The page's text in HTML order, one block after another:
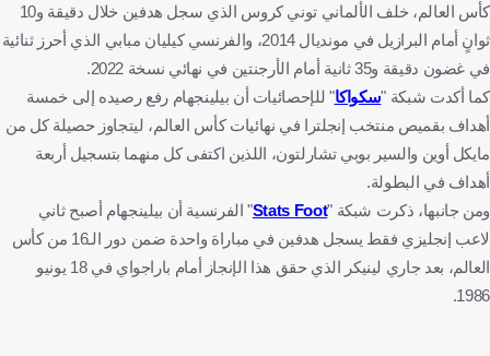
كأس العالم، خلف الألماني توني كروس الذي سجل هدفين خلال دقيقة و10
ثوانٍ أمام البرازيل في مونديال 2014، والفرنسي كيليان مبابي الذي أحرز ثنائية
في غضون دقيقة و35 ثانية أمام الأرجنتين في نهائي نسخة 2022.
كما أكدت شبكة "سكواكا" للإحصائيات أن بيلينجهام رفع رصيده إلى خمسة
أهداف بقميص منتخب إنجلترا في نهائيات كأس العالم، ليتجاوز حصيلة كل من
مايكل أوين والسير بوبي تشارلتون، اللذين اكتفى كل منهما بتسجيل أربعة
أهداف في البطولة.
ومن جانبها، ذكرت شبكة "Stats Foot" الفرنسية أن بيلينجهام أصبح ثاني
لاعب إنجليزي فقط يسجل هدفين في مباراة واحدة ضمن دور الـ16 من كأس
العالم، بعد جاري لينيكر الذي حقق هذا الإنجاز أمام باراجواي في 18 يونيو
1986.